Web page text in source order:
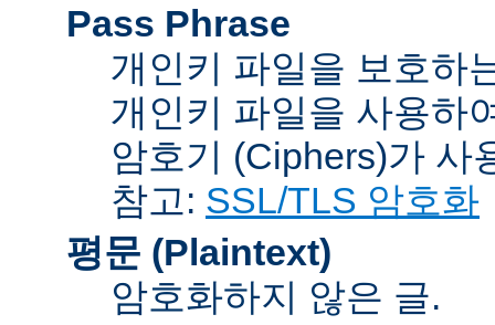
Pass Phrase
개인키 파일을 보호하
개인키 파일을 사용하
암호기 (Ciphers)가 사
참고: SSL/TLS 암호화
평문 (Plaintext)
암호화하지 않은 글.